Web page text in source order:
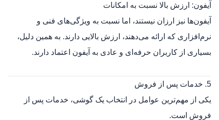
آیفون: ارزش بالا نسبت به امکانات
آیفون‌ها نیز ارزان نیستند، اما نسبت به ویژگی‌های فنی و
نرم‌افزاری که ارائه می‌دهند، ارزش بالایی دارند. به همین دلیل،
بسیاری از کاربران حرفه‌ای و عادی به آیفون اعتماد دارند.
5. خدمات پس از فروش
یکی از مهم‌ترین عوامل در انتخاب یک گوشی، خدمات پس از
فروش است.